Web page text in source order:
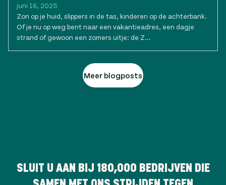
juni 16, 2025
Zon op je huid, slippers in de tas, kinderen op de achterbank.
Of je nu op weg bent naar een vakantieadres, een dagje
strand of gewoon een zomers uitje: de Z...
Meer blogposts
SLUIT U AAN BIJ 180,000 BEDRIJVEN DIE
SAMEN MET ONS STRIJDEN TEGEN